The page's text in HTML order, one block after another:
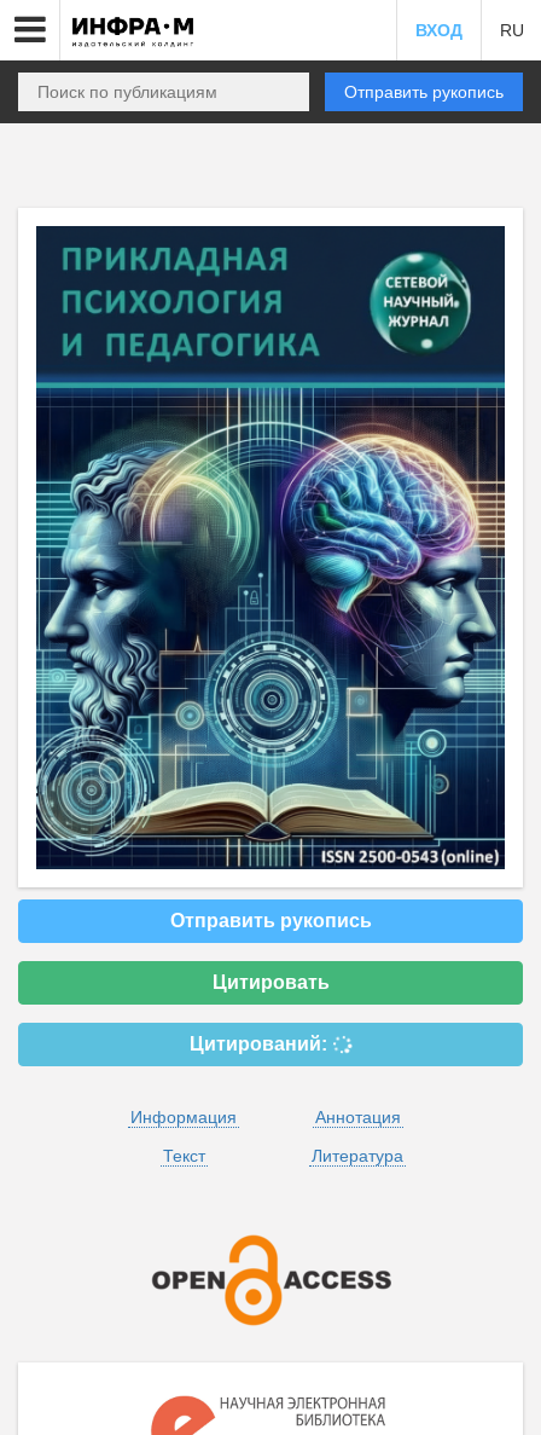
ВХОД RU
Отправить рукопись
Отправить рукопись
Цитировать
Цитирований:
Информация
Аннотация
Текст
Литература